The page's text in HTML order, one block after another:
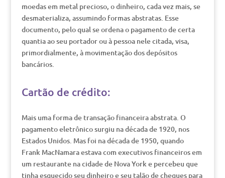
moedas em metal precioso, o dinheiro, cada vez mais, se
desmaterializa, assumindo formas abstratas. Esse
documento, pelo qual se ordena o pagamento de certa
quantia ao seu portador ou à pessoa nele citada, visa,
primordialmente, à movimentação dos depósitos
bancários.
Cartão de crédito:
Mais uma forma de transação financeira abstrata. O
pagamento eletrônico surgiu na década de 1920, nos
Estados Unidos. Mas foi na década de 1950, quando
Frank MacNamara estava com executivos financeiros em
um restaurante na cidade de Nova York e percebeu que
tinha esquecido seu dinheiro e seu talão de cheques para